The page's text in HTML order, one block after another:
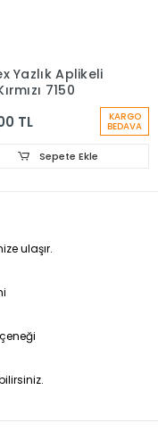
Yazlık Aplikeli
7150
TL KARGO
BEDAVA
Sepete Ekle
ulaşır.